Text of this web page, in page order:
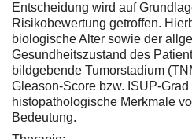
Entscheidung wird auf
Risikobewertung getroffen.
biologische Alter sowie der
Gesundheitszustand des
bildgebende Tumorstadium
Gleason-Score bzw. ISUP-
histopathologische Merkmale
Bedeutung.